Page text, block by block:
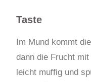
Taste
Im Mund kommt
dann die Frucht
leicht muffig und